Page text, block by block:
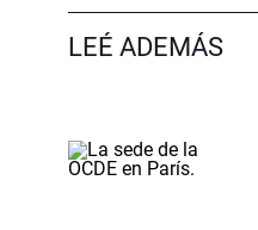
LEÉ ADEMÁS